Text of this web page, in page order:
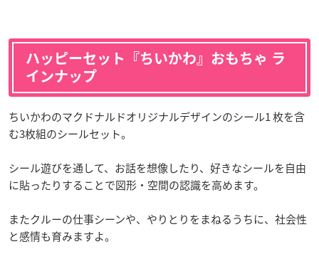
ハッピーセット『ちいかわ』おもちゃ ラ
インナップ
ちいかわのマクドナルドオリジナルデザインのシール1 枚を含
む3枚組のシールセット。
シール遊びを通して、お話を想像したり、好きなシールを自由
に貼ったりすることで図形・空間の認識を高めます。
またクルーの仕事シーンや、やりとりをまねるうちに、社会性
と感情も育みますよ。